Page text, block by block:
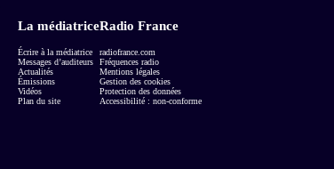
La médiatrice
Écrire à la médiatrice
Messages d’auditeurs
Actualités
Émissions
Vidéos
Plan du site
Radio France
radiofrance.com
Fréquences radio
Mentions légales
Gestion des cookies
Protection des données
Accessibilité : non-conforme